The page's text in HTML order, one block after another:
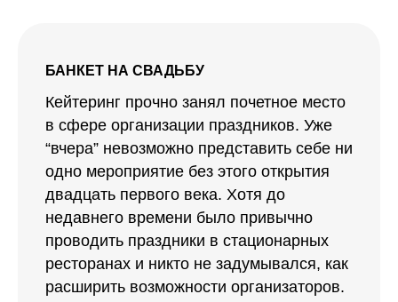
Кейтеринг прочно занял почетное место
в сфере организации праздников. Уже
“вчера” невозможно представить себе ни
одно мероприятие без этого открытия
двадцать первого века. Хотя до
недавнего времени было привычно
проводить праздники в стационарных
ресторанах и никто не задумывался, как
расширить возможности организаторов.
На этом сайте Вы можете